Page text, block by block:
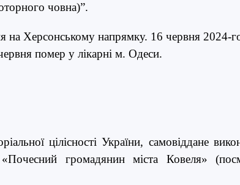
човна)”.
на Херсонському напрямку. 16 червня 2024-
помер у лікарні м. Одеси.
цілісності України, самовіддане
громадянин міста Ковеля»